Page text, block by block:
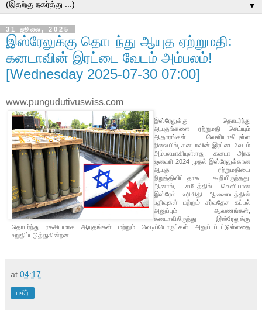
▼
31 ஜூலை, 2025
இஸ்ரேலுக்கு தொடந்து ஆயுத ஏற்றுமதி:
கனடாவின் இரட்டை வேடம் அம்பலம்!
[Wednesday 2025-07-30 07:00]
www.pungudutivuswiss.com
இஸ்ரேலுக்கு தொடர்ந்து
ஆயுதங்களை ஏற்றுமதி செய்யும்
ஆதாரங்கள் வெளியாகியுள்ள
நிலையில், கனடாவின் இரட்டை வேடம்
அம்பலமாகியுள்ளது. கனடா அரசு
ஜனவரி 2024 முதல் இஸ்ரேலுக்கான
ஆயுத ஏற்றுமதியை
நிறுத்திவிட்டதாக கூறியிருந்தது.
ஆனால், சமீபத்தில் வெளியான
இஸ்ரேல் வரிவிதி ஆணையத்தின்
பதிவுகள் மற்றும் சர்வதேச கப்பல்
அனுப்பும் ஆவணங்கள்,
கனடாவிலிருந்து இஸ்ரேலுக்கு
தொடர்ந்து ரகசியமாக ஆயுதங்கள் மற்றும் வெடிப்பொருட்கள் அனுப்பப்பட்டுள்ளதை
உறுதிப்படுத்துகின்றன
at 04:17
பகிர்